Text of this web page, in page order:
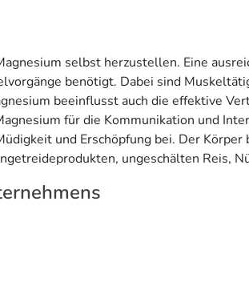
selbst herzustellen. Eine
benötigt. Dabei sind
beeinflusst auch die effektive
für die Kommunikation und
und Erschöpfung bei. Der
ungeschälten Reis,